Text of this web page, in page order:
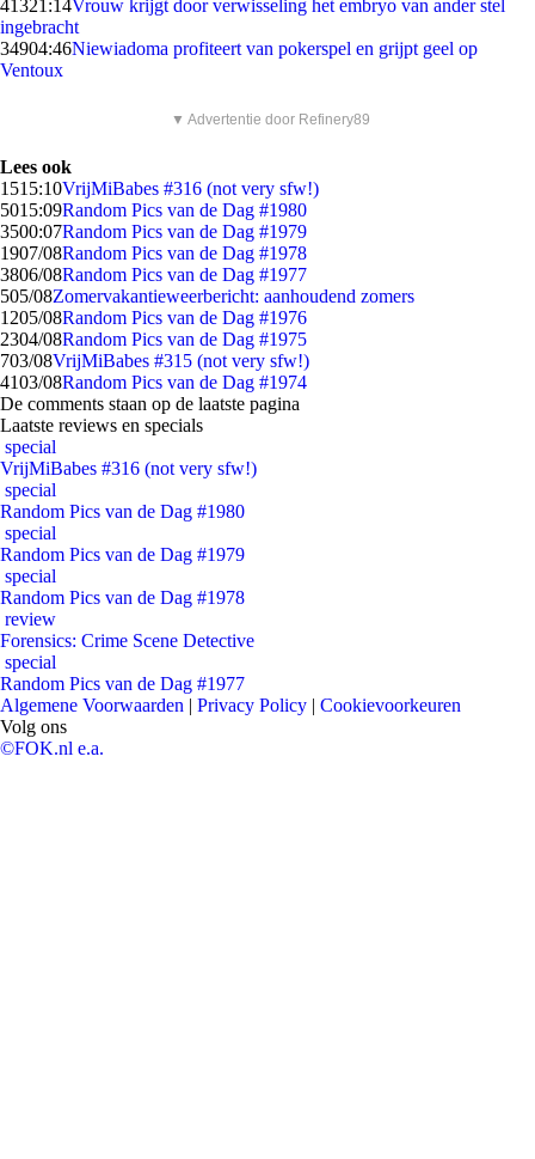
41321:14Vrouw krijgt door verwisseling het embryo van ander stel
ingebracht
34904:46Niewiadoma profiteert van pokerspel en grijpt geel op
Ventoux
▼ Advertentie door Refinery89
Lees ook
1515:10VrijMiBabes #316 (not very sfw!)
5015:09Random Pics van de Dag #1980
3500:07Random Pics van de Dag #1979
1907/08Random Pics van de Dag #1978
3806/08Random Pics van de Dag #1977
505/08Zomervakantieweerbericht: aanhoudend zomers
1205/08Random Pics van de Dag #1976
2304/08Random Pics van de Dag #1975
703/08VrijMiBabes #315 (not very sfw!)
4103/08Random Pics van de Dag #1974
De comments staan op de laatste pagina
Laatste reviews en specials
special
VrijMiBabes #316 (not very sfw!)
special
Random Pics van de Dag #1980
special
Random Pics van de Dag #1979
special
Random Pics van de Dag #1978
review
Forensics: Crime Scene Detective
special
Random Pics van de Dag #1977
Algemene Voorwaarden | Privacy Policy | Cookievoorkeuren
Volg ons
©FOK.nl e.a.